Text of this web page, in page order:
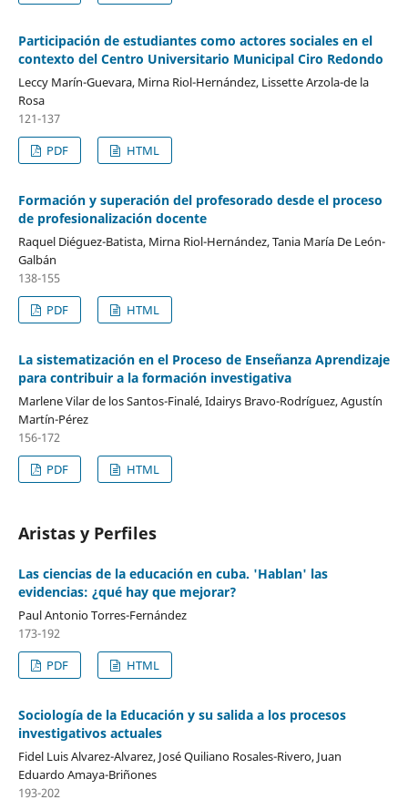
Participación de estudiantes como actores sociales en el
contexto del Centro Universitario Municipal Ciro Redondo
Leccy Marín-Guevara, Mirna Riol-Hernández, Lissette Arzola-de la
Rosa
121-137
PDF
HTML
Formación y superación del profesorado desde el proceso
de profesionalización docente
Raquel Diéguez-Batista, Mirna Riol-Hernández, Tania María De León-
Galbán
138-155
PDF
HTML
La sistematización en el Proceso de Enseñanza Aprendizaje
para contribuir a la formación investigativa
Marlene Vilar de los Santos-Finalé, Idairys Bravo-Rodríguez, Agustín
Martín-Pérez
156-172
PDF
HTML
Aristas y Perfiles
Las ciencias de la educación en cuba. 'Hablan' las
evidencias: ¿qué hay que mejorar?
Paul Antonio Torres-Fernández
173-192
PDF
HTML
Sociología de la Educación y su salida a los procesos
investigativos actuales
Fidel Luis Alvarez-Alvarez, José Quiliano Rosales-Rivero, Juan
Eduardo Amaya-Briñones
193-202